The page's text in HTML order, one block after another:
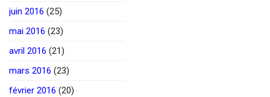
juin 2016 (25)
mai 2016 (23)
avril 2016 (21)
mars 2016 (23)
février 2016 (20)